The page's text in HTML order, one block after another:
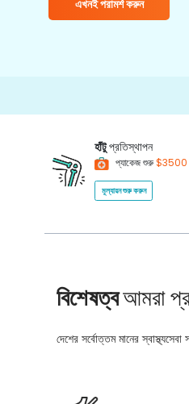
এখনই পরামর্শ করুন
হাঁটুপ্রতিস্থাপন
প্যাকেজ শুরু$3500
মূল্যায়ন শুরু করুন
বিশেষত্বআমরা
দেশের সর্বোত্তম মানের